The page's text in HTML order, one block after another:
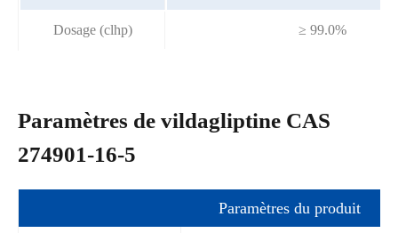
Dosage (clhp) ≥ 99.0%
Paramètres de vildagliptine CAS
274901-16-5
Paramètres du produit